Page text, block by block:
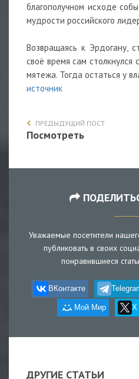
благополучном исходе
мудрости российского
Возвращаясь к Эрдогану,
своё время сам столкнулся
мятежа. Тогда остаться у
источник
ПРЕДЫДУЩИЙ ПОСТ
Посмотреть
Уважаемые посетители
публиковать в своих
понравившиеся
ВКонтакте
Мой Мир X
ДРУГИЕ СТАТЬИ